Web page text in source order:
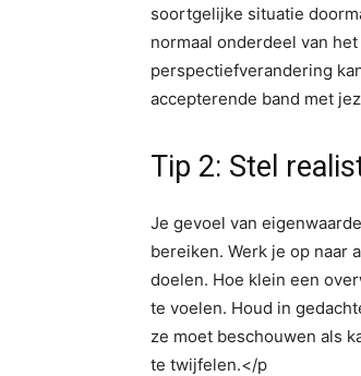
soortgelijke situatie
normaal onderdeel van
perspectiefverandering
accepterende band met
Tip 2: Stel
Je gevoel van
bereiken. Werk je op naar
doelen. Hoe klein een
te voelen. Houd in
ze moet beschouwen als
te twijfelen.</p